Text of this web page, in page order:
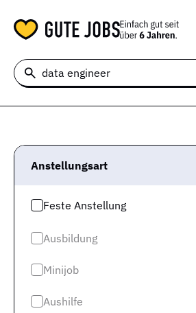
Anstellungsart
Feste Anstellung
Ausbildung
Minijob
Aushilfe